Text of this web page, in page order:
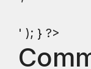
' ); } ?>